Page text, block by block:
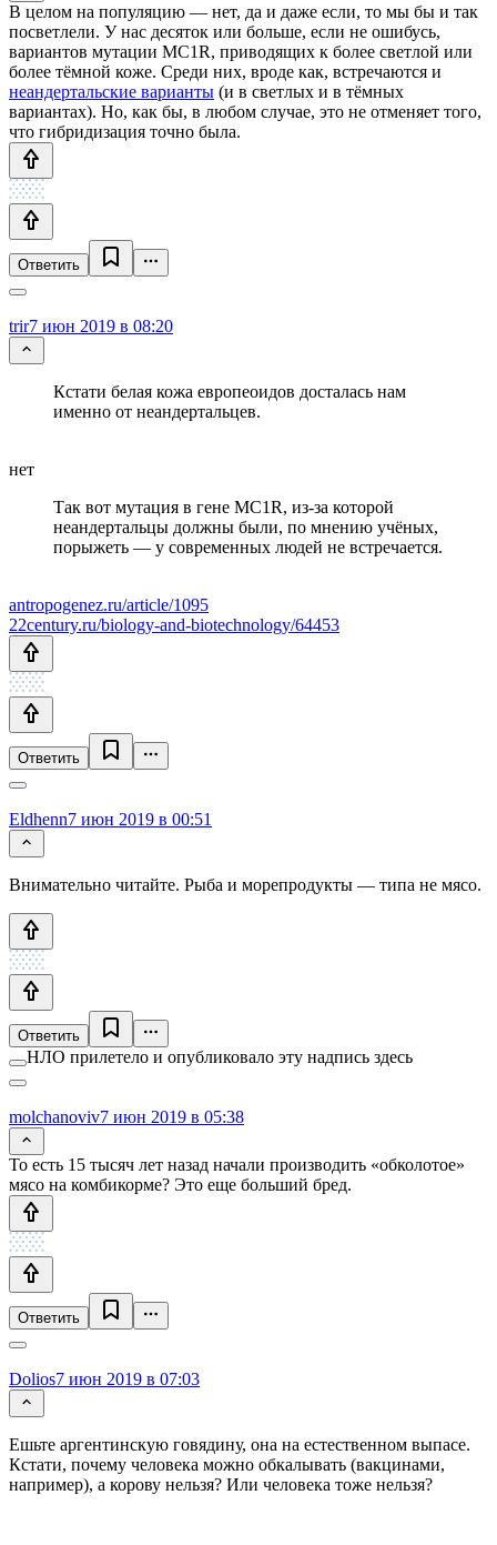
В целом на популяцию — нет, да и даже если, то мы бы и так
посветлели. У нас десяток или больше, если не ошибусь,
вариантов мутации MC1R, приводящих к более светлой или
более тёмной коже. Среди них, вроде как, встречаются и
неандертальские варианты (и в светлых и в тёмных
вариантах). Но, как бы, в любом случае, это не отменяет того,
что гибридизация точно была.
Ответить
trir7 июн 2019 в 08:20
Кстати белая кожа европеоидов досталась нам
именно от неандертальцев.
нет
Так вот мутация в гене MC1R, из-за которой
неандертальцы должны были, по мнению учёных,
порыжеть — у современных людей не встречается.
antropogenez.ru/article/1095
22century.ru/biology-and-biotechnology/64453
Ответить
Eldhenn7 июн 2019 в 00:51
Внимательно читайте. Рыба и морепродукты — типа не мясо.
Ответить
НЛО прилетело и опубликовало эту надпись здесь
molchanoviv7 июн 2019 в 05:38
То есть 15 тысяч лет назад начали производить «обколотое»
мясо на комбикорме? Это еще больший бред.
Ответить
Dolios7 июн 2019 в 07:03
Ешьте аргентинскую говядину, она на естественном выпасе.
Кстати, почему человека можно обкалывать (вакцинами,
например), а корову нельзя? Или человека тоже нельзя?